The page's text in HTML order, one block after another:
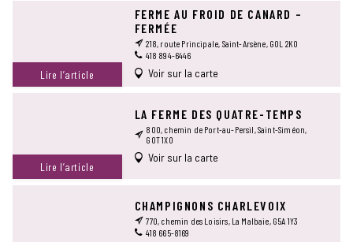
Lire l’article
FERME AU FROID DE CANARD –
FERMÉE
218, route Principale, Saint-Arsène, G0L 2K0
418 894-6446
Voir sur la carte
Lire l’article
LA FERME DES QUATRE-TEMPS
800, chemin de Port-au-Persil, Saint-Siméon,
G0T 1X0
Voir sur la carte
CHAMPIGNONS CHARLEVOIX
770, chemin des Loisirs, La Malbaie, G5A 1Y3
418 665-8169